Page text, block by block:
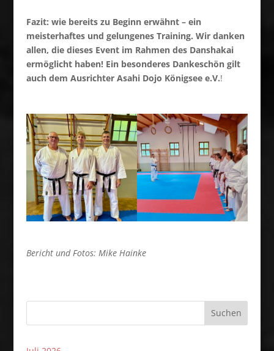
Fazit: wie bereits zu Beginn erwähnt – ein
meisterhaftes und gelungenes Training. Wir danken
allen, die dieses Event im Rahmen des Danshakai
ermöglicht haben! Ein besonderes Dankeschön gilt
auch dem Ausrichter Asahi Dojo Königsee e.V.!
Bericht und Fotos: Mike Hainke
Suchen